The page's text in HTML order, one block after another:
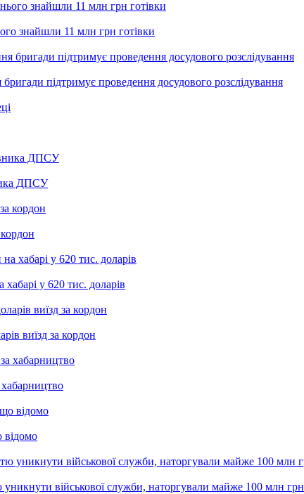
знайшли 11 млн грн готівки
підтримує проведення досудового розслідування
ДПСУ
у 620 тис. доларів
виїзд за кордон
відомо
військової служби, наторгували майже 100 млн грн